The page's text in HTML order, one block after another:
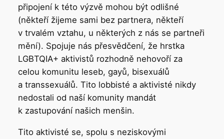
připojení k této výzvě mohou být odlišné
(někteří žijeme sami bez partnera, někteří
v trvalém vztahu, u některých z nás se partneři
mění). Spojuje nás přesvědčení, že hrstka
LGBTQIA+ aktivistů rozhodně nehovoří za
celou komunitu leseb, gayů, bisexuálů
a transsexuálů. Tito lobbisté a aktivisté nikdy
nedostali od naší komunity mandát
k zastupování našich menšin.
Tito aktivisté se, spolu s neziskovými